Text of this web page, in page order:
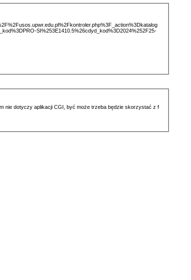
SI%253E1410.5%26cdyd_kod%3D2024%252F25-
nie dotyczy aplikacji CGI, być może trzeba będzie skorzystać z f